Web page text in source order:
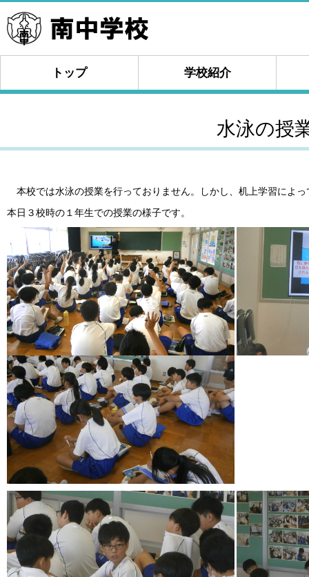
トップ 学校紹介
水泳の授
本校では水泳の授業を行っておりません。しかし、机上学習によ
本日３校時の１年生での授業の様子です。